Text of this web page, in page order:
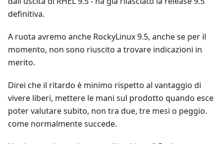
definitiva.
A ruota avremo anche RockyLinux 9.5, anche se per il
momento, non sono riuscito a trovare indicazioni in
merito.
Direi che il ritardo è minimo rispetto al vantaggio di
vivere liberi, mettere le mani sul prodotto quando esce
poter valutare subito, non tra due, tre mesi o peggio.
come normalmente succede.